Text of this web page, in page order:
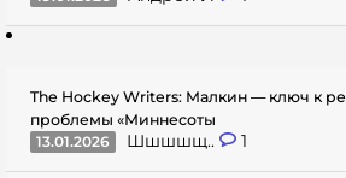
The Hockey Writers: Малкин — ключ к
проблемы «Миннесоты
13.01.2026
Шшшшщ.. 1